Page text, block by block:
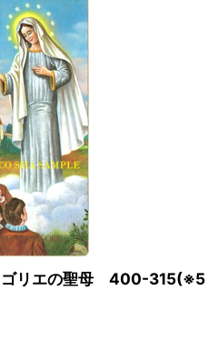
リエの聖母 400-315(※5